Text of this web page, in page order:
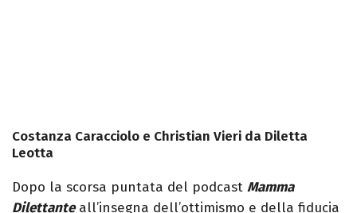
Costanza Caracciolo e Christian Vieri da Diletta
Leotta
Dopo la scorsa puntata del podcast Mamma
Dilettanteall’insegna dell’ottimismo e della fiducia